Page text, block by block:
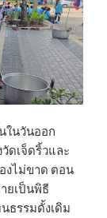
ในวันออก
ดเจ็ดริ้วและ
งไม่ขาด ตอน
ยเป็นพิธี
ธรรมดั้งเดิม